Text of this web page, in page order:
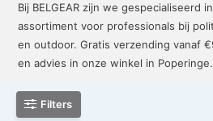
Bij BELGEAR zijn we gespecialiseerd
assortiment voor professionals bij
en outdoor. Gratis verzending vanaf
en advies in onze winkel in Poperinge.
Filters